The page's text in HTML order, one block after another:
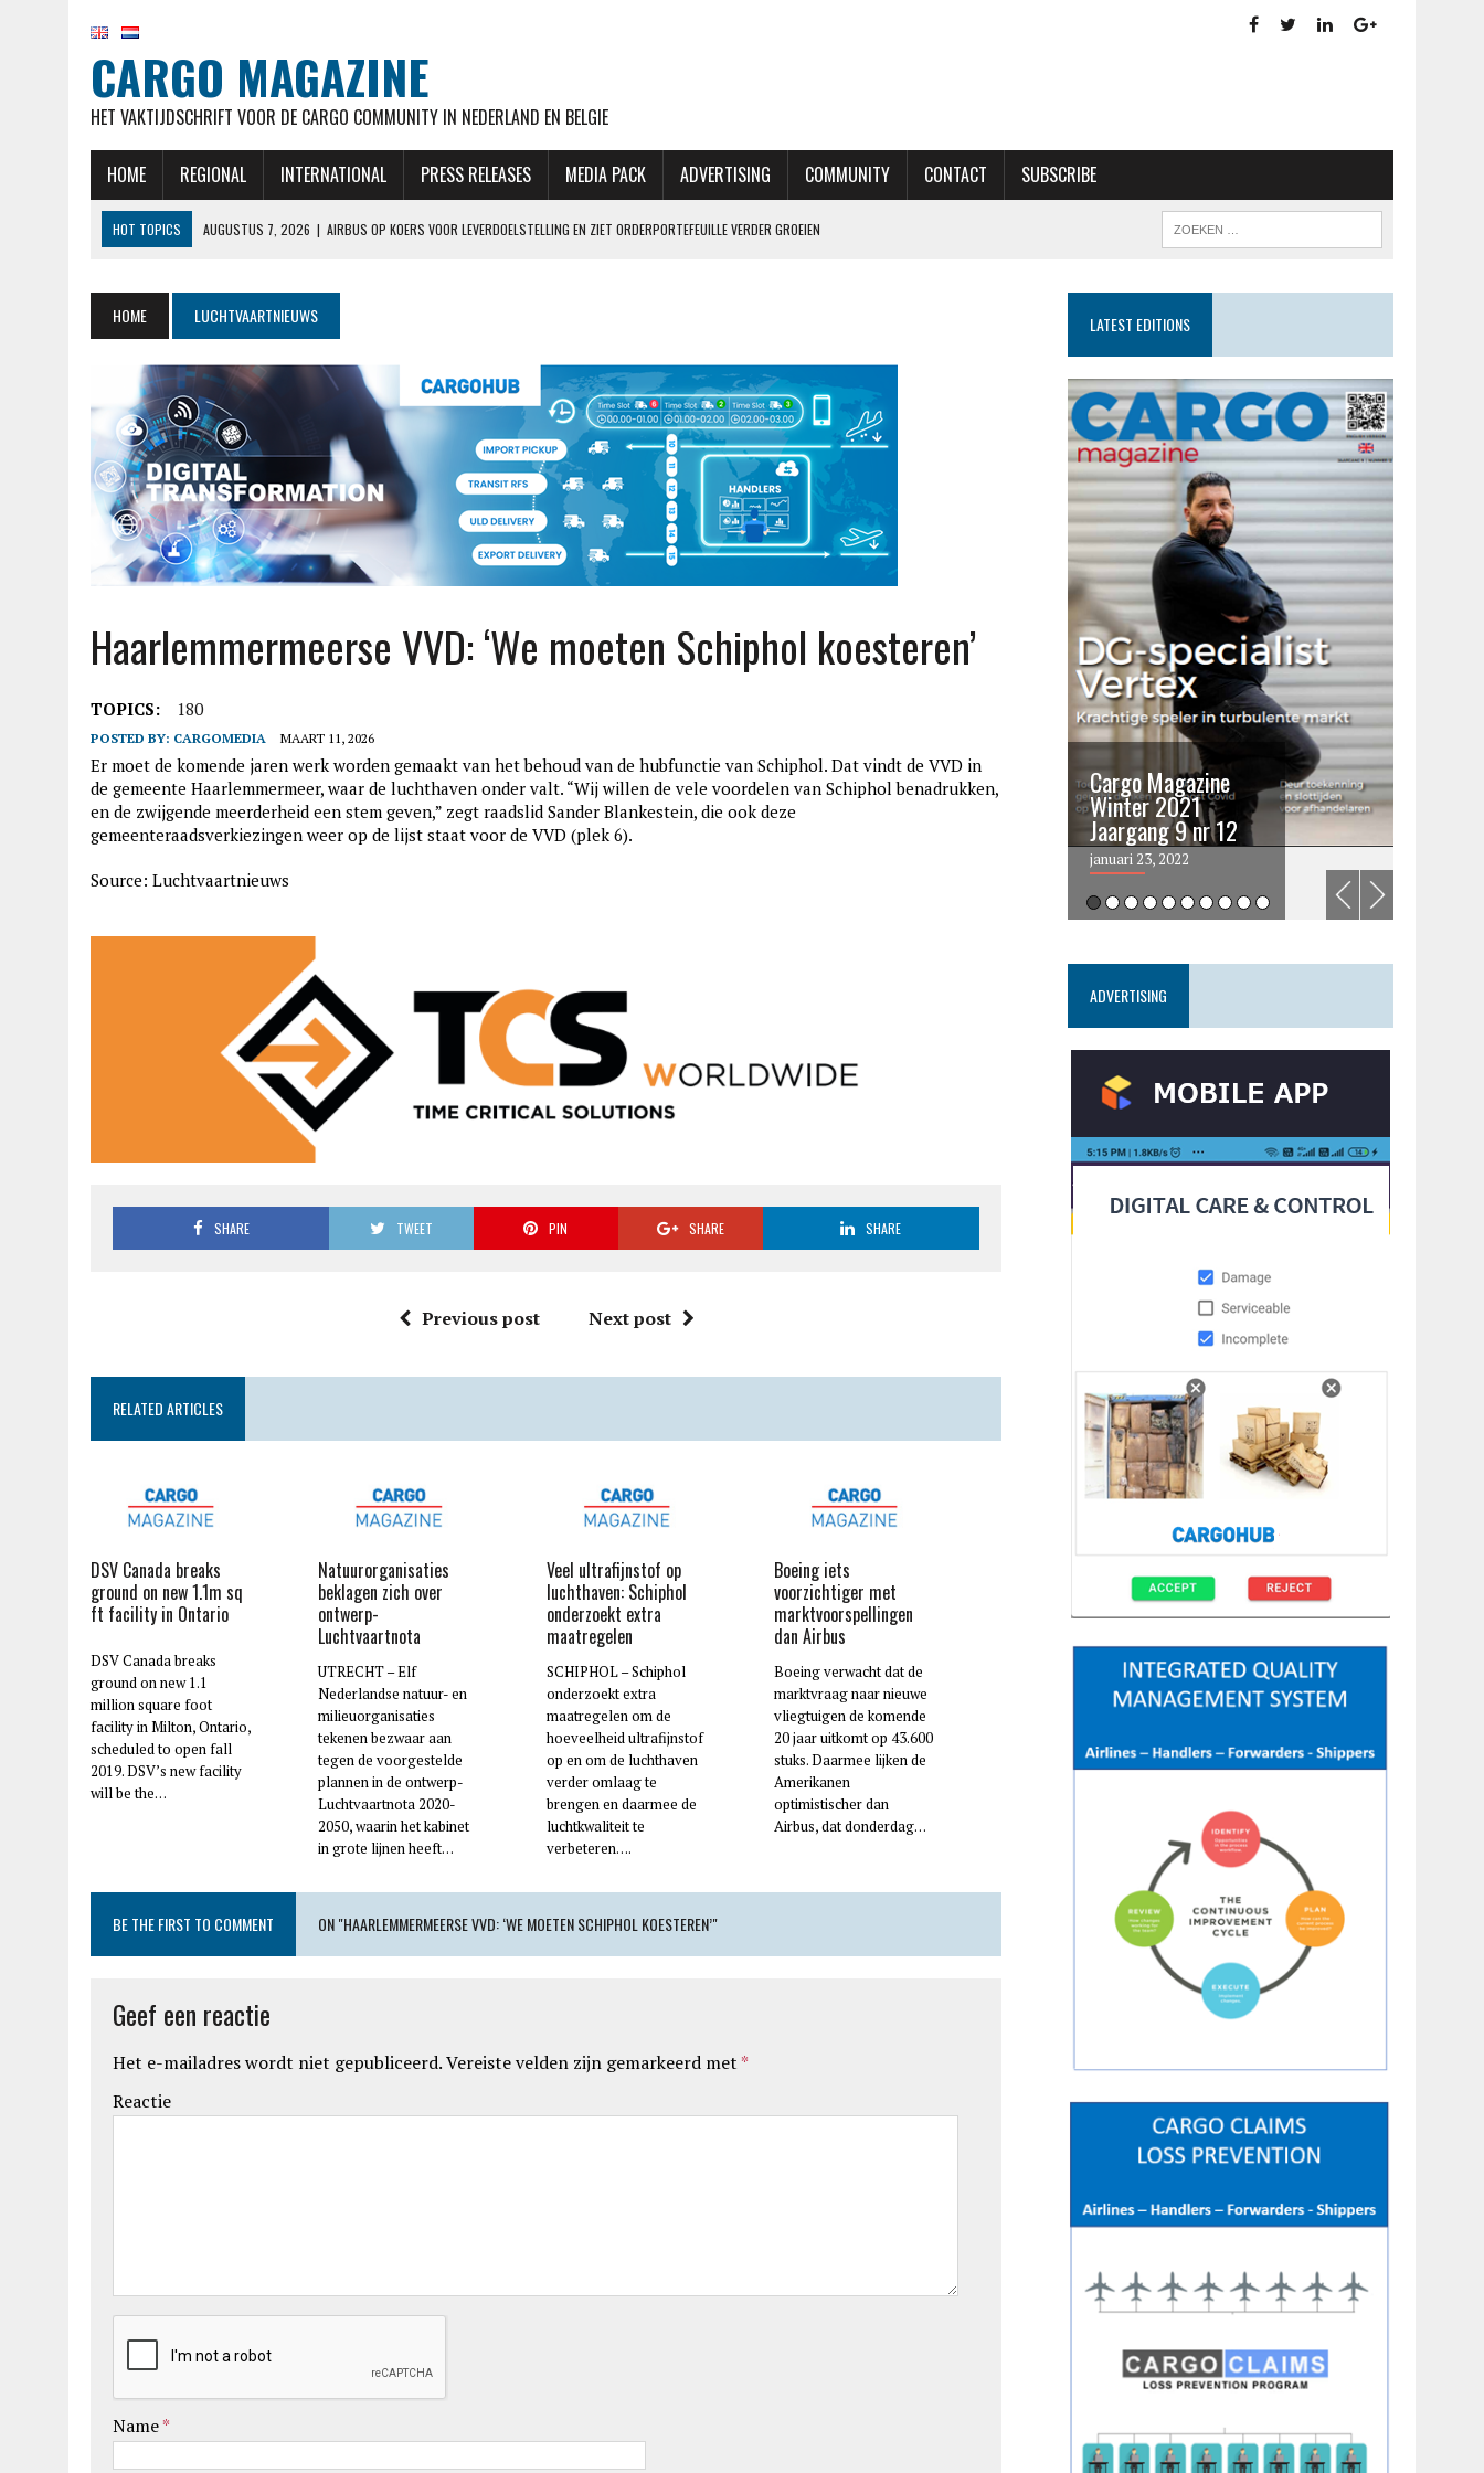
CARGO MAGAZINE
HET VAKTIJDSCHRIFT VOOR DE CARGO COMMUNITY IN NEDERLAND EN BELGIE
HOME REGIONAL INTERNATIONAL PRESS RELEASES MEDIA PACK ADVERTISING COMMUNITY CONTACT SUBSCRIBE
HOT TOPICS AUGUSTUS 7, 2026 | AIRBUS OP KOERS VOOR LEVERDOELSTELLING EN ZIET ORDERPORTEFEUILLE VERDER GROEIEN
AUGUSTUS 6, 2026 | EASYJET WORDT OVERGENOMEN DOOR APOLLO, CASTLELAKE HAAKT AF
AUGUSTUS 7, 2026 | MALAYSIA AIRLINES NEEMT MAATREGELEN NADAT PILOOT 70.000 XTC-PILLEN SMOKKELDE
HOME LUCHTVAARTNIEUWS
Haarlemmermeerse VVD: ‘We moeten Schiphol koesteren’
TOPICS: 180
POSTED BY: CARGOMEDIA MAART 11, 2026
Er moet de komende jaren werk worden gemaakt van het behoud van de hubfunctie van Schiphol. Dat vindt de VVD in
de gemeente Haarlemmermeer, waar de luchthaven onder valt. “Wij willen de vele voordelen van Schiphol benadrukken,
en de zwijgende meerderheid een stem geven,” zegt raadslid Sander Blankestein, die ook deze
gemeenteraadsverkiezingen weer op de lijst staat voor de VVD (plek 6).
Source: Luchtvaartnieuws
SHARE TWEET PIN SHARE SHARE
Previous post Next post
RELATED ARTICLES
DSV Canada breaks
ground on new 1.1m sq
ft facility in Ontario
DSV Canada breaks
ground on new 1.1
million square foot
facility in Milton, Ontario,
scheduled to open fall
2019. DSV’s new facility
will be the…
Natuurorganisaties
beklagen zich over
ontwerp-
Luchtvaartnota
UTRECHT – Elf
Nederlandse natuur- en
milieuorganisaties
tekenen bezwaar aan
tegen de voorgestelde
plannen in de ontwerp-
Luchtvaartnota 2020-
2050, waarin het kabinet
in grote lijnen heeft…
Veel ultrafijnstof op
luchthaven: Schiphol
onderzoekt extra
maatregelen
SCHIPHOL – Schiphol
onderzoekt extra
maatregelen om de
hoeveelheid ultrafijnstof
op en om de luchthaven
verder omlaag te
brengen en daarmee de
luchtkwaliteit te
verbeteren….
Boeing iets
voorzichtiger met
marktvoorspellingen
dan Airbus
Boeing verwacht dat de
marktvraag naar nieuwe
vliegtuigen de komende
20 jaar uitkomt op 43.600
stuks. Daarmee lijken de
Amerikanen
optimistischer dan
Airbus, dat donderdag…
BE THE FIRST TO COMMENT ON "HAARLEMMERMEERSE VVD: ‘WE MOETEN SCHIPHOL KOESTEREN’"
Geef een reactie
Het e-mailadres wordt niet gepubliceerd.Vereiste velden zijn gemarkeerd met *
Reactie
Name*
LATEST EDITIONS
edition3
Cargo Magazine
Winter 2021
Jaargang 9 nr 12
januari 23, 2022
ADVERTISING